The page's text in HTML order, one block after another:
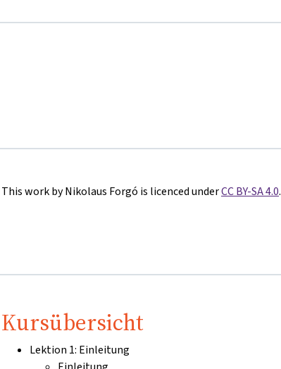
This work by Nikolaus Forgó is licenced underCC BY-SA 4.0.
Kursübersicht
Lektion 1: Einleitung